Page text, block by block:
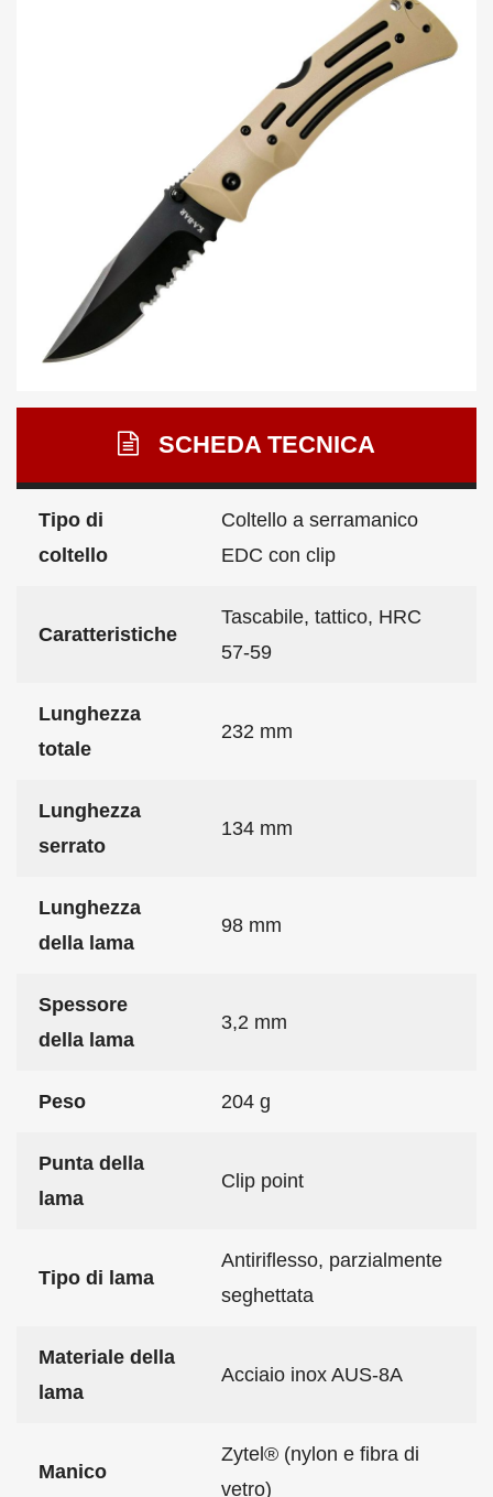
SCHEDA TECNICA
Tipo di
coltello
Coltello a serramanico
EDC con clip
Caratteristiche
Tascabile, tattico, HRC
57-59
Lunghezza
totale
232 mm
Lunghezza
serrato
134 mm
Lunghezza
della lama
98 mm
Spessore
della lama
3,2 mm
Peso 204 g
Punta della
lama
Clip point
Tipo di lama
Antiriflesso, parzialmente
seghettata
Materiale della
lama
Acciaio inox AUS-8A
Manico
Zytel® (nylon e fibra di
vetro)